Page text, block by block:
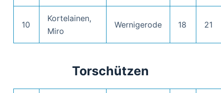
10
Kortelainen,
Miro
Wernigerode 18 21
Torschützen